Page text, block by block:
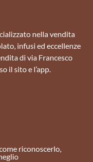
nella vendita
infusi ed eccellenze
di via Francesco
il sito e l’app.
riconoscerlo,